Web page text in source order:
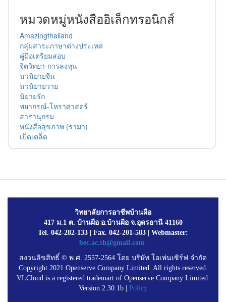
หมวดหมู่หนังสืออิเล็กทรอนิกส์
Amazingthailand
กลุ่มสาระภาษาต่างประเทศ
คู่มือเตรียมสอบ
จิตวิทยา-การลงทุน
นวนิยายจีน
นวนิยายวาย
นิยายรัก
พยากรณ์-โหราศาสตร์
สารานุกรม
หนังสือสุขภาพ (รามา)
เบ็ดเตล็ด
วิทยาลัยการอาชีพบ้านผือ
417 ม.1 ต. บ้านผือ อ.บ้านผือ จ.อุดรธานี 41160
Tel. 042-282-133 | Fax. 042-201-583 | Webmaster:
bec.ac.th@gmail.com
สงวนลิขสิทธิ์ © พ.ศ. 2557-2564 โดย บริษัท โอเพ่นเซิร์ฟ จำกัด
Copyright 2021 Openserve Company Limited. All rights reserved.
VLCloud is a registered trademart of Openserve Company Limited.
Version 2.30.1b | Policy